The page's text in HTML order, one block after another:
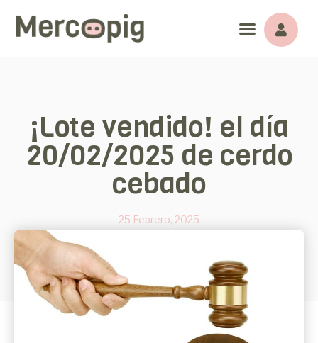
¡Lote vendido! el día
20/02/2025 de cerdo
cebado
25 Febrero, 2025